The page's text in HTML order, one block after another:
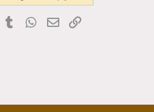
PinterestTumblr WhatsApp
Email